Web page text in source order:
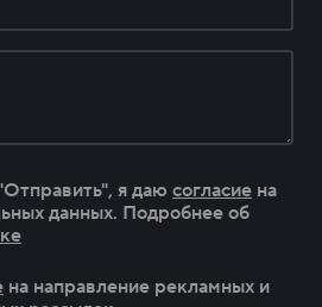
я даю согласие на
данных. Подробнее об
на направление рекламных и